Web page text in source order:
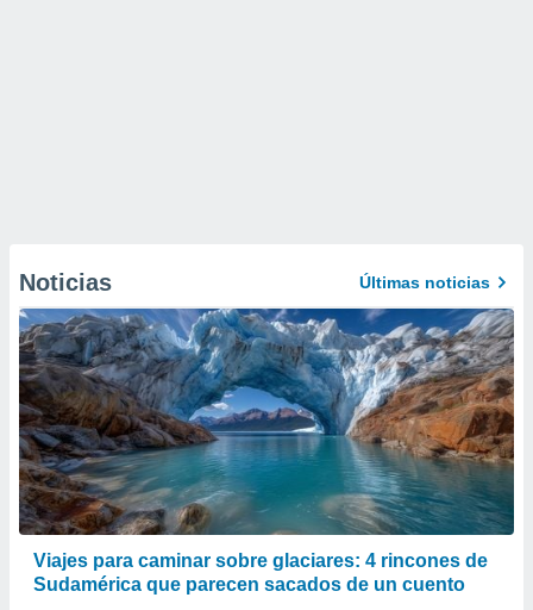
Noticias Últimas noticias
Viajes para caminar sobre glaciares: 4 rincones de
Sudamérica que parecen sacados de un cuento